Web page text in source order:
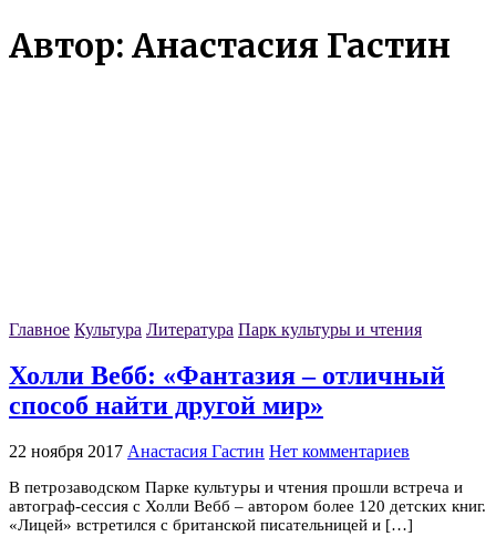
Автор: Анастасия Гастин
Главное Культура Литература Парк культуры и чтения
Холли Вебб: «Фантазия – отличный
способ найти другой мир»
22 ноября 2017 Анастасия Гастин Нет комментариев
В петрозаводском Парке культуры и чтения прошли встреча и
автограф-сессия с Холли Вебб – автором более 120 детских книг.
«Лицей» встретился с британской писательницей и […]